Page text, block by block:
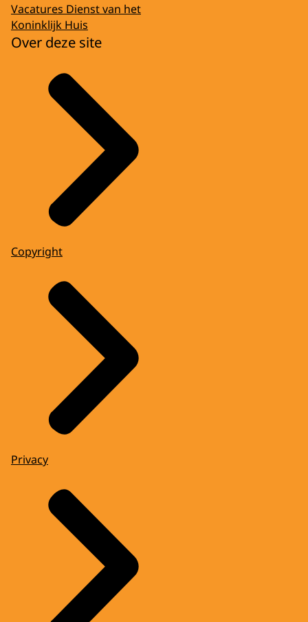
Vacatures Dienst van het
Koninklijk Huis
Over deze site
Copyright
Privacy